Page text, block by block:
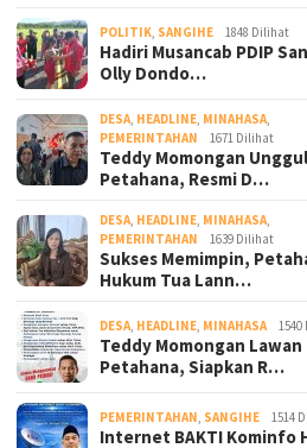
POLITIK, SANGIHE 1848 Dilihat
Hadiri Musancab PDIP
Olly Dondo…
DESA, HEADLINE, MINAHASA,
PEMERINTAHAN
1671 Dilihat
Teddy Momongan
Petahana, Resmi D…
DESA, HEADLINE, MINAHASA,
PEMERINTAHAN
1639 Dilihat
Sukses Memimpin,
Hukum Tua Lann…
DESA, HEADLINE, MINAHASA
Teddy Momongan Lawan
Petahana, Siapkan R…
PEMERINTAHAN, SANGIHE 1514
Internet BAKTI Kominfo